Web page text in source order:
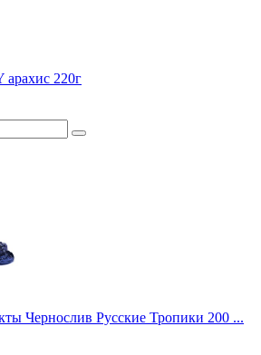
220г
Чернослив Русские Тропики 200 ...